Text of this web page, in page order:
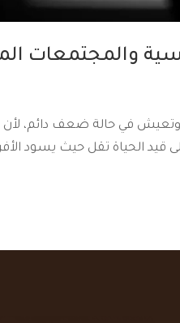
والمجتمعات
وتعيش في حالة ضعف دائم،
الحياة تقل ​​حيث يسود